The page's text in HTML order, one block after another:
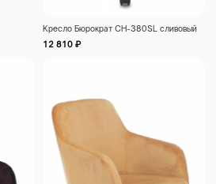
Кресло Бюрократ CH-380SL сливовый
12 810 ₽